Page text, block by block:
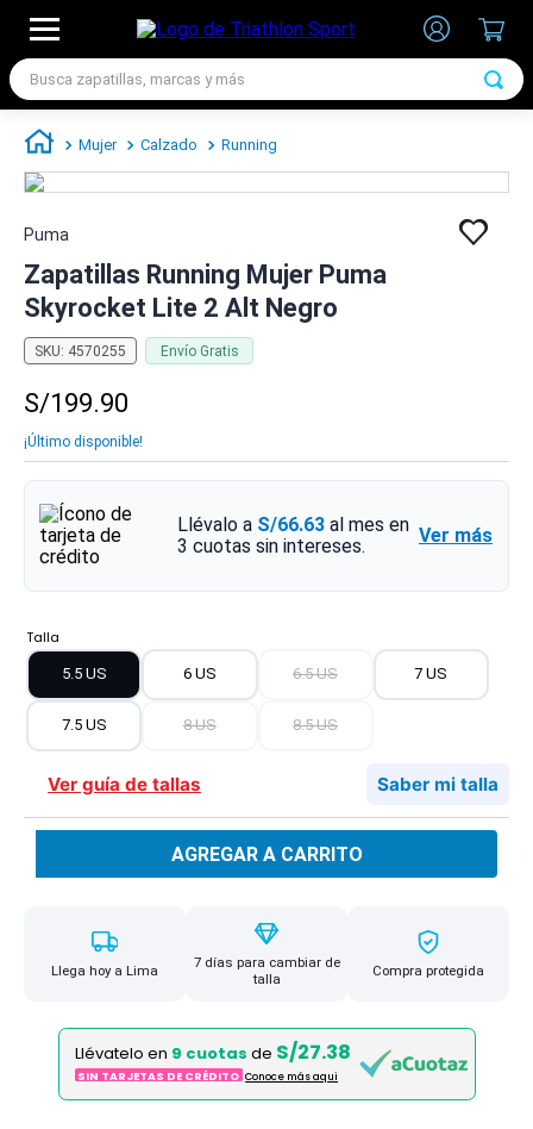
Busca zapatillas, marcas y más
Mujer Calzado Running
Puma
Zapatillas Running Mujer Puma
Skyrocket Lite 2 Alt Negro
SKU: 4570255 Envío Gratis
S/199.90
¡Último disponible!
Llévalo a S/66.63 al mes en
3 cuotas sin intereses. Ver más
Talla
5.5 US 6 US 6.5 US 7 US
7.5 US 8 US 8.5 US
Ver guía de tallas Saber mi talla
AGREGAR A CARRITO
Llega hoy a Lima
7 días para cambiar de
talla
Compra protegida
Llévatelo en 9 cuotas de S/27.38
SIN TARJETAS DE CRÉDITO Conoce más aqui
4.
zapatillas adidas mujer
6.
zapatillas nike hombre
7. zapatillas nike mujer